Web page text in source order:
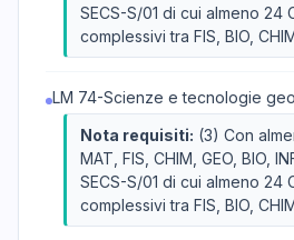
SECS-S/01 di cui almeno 24
complessivi tra FIS, BIO,
LM 74-Scienze e tecnologie
Nota requisiti: (3) Con
MAT, FIS, CHIM, GEO, BIO,
SECS-S/01 di cui almeno 24
complessivi tra FIS, BIO,